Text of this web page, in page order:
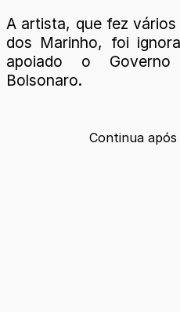
A artista, que fez
dos Marinho, foi
apoiado o
Bolsonaro.
Continua após